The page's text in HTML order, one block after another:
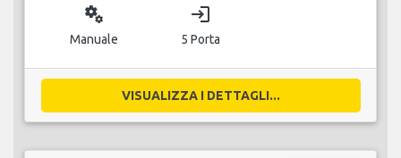
miscellaneous_services
Manuale
login
5 Porta
VISUALIZZA I DETTAGLI...